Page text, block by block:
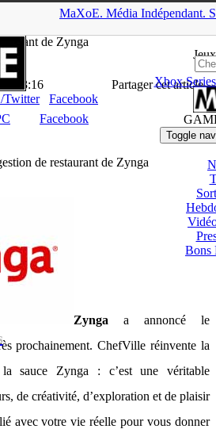
MaXoE. Média Indépendant.
Jeux
Xbox
Toggle
Bons
de Zynga
13:16
Partager cet article
Twitter
Facebook
Facebook
de restaurant de Zynga
Zynga a annoncé le
prochainement. ChefVille réinvente la
sauce Zynga : c’est une véritable
de créativité, d’exploration et de plaisir
avec votre vie réelle pour vous donner